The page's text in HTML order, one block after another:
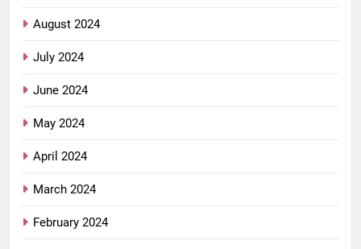
August 2024
July 2024
June 2024
May 2024
April 2024
March 2024
February 2024